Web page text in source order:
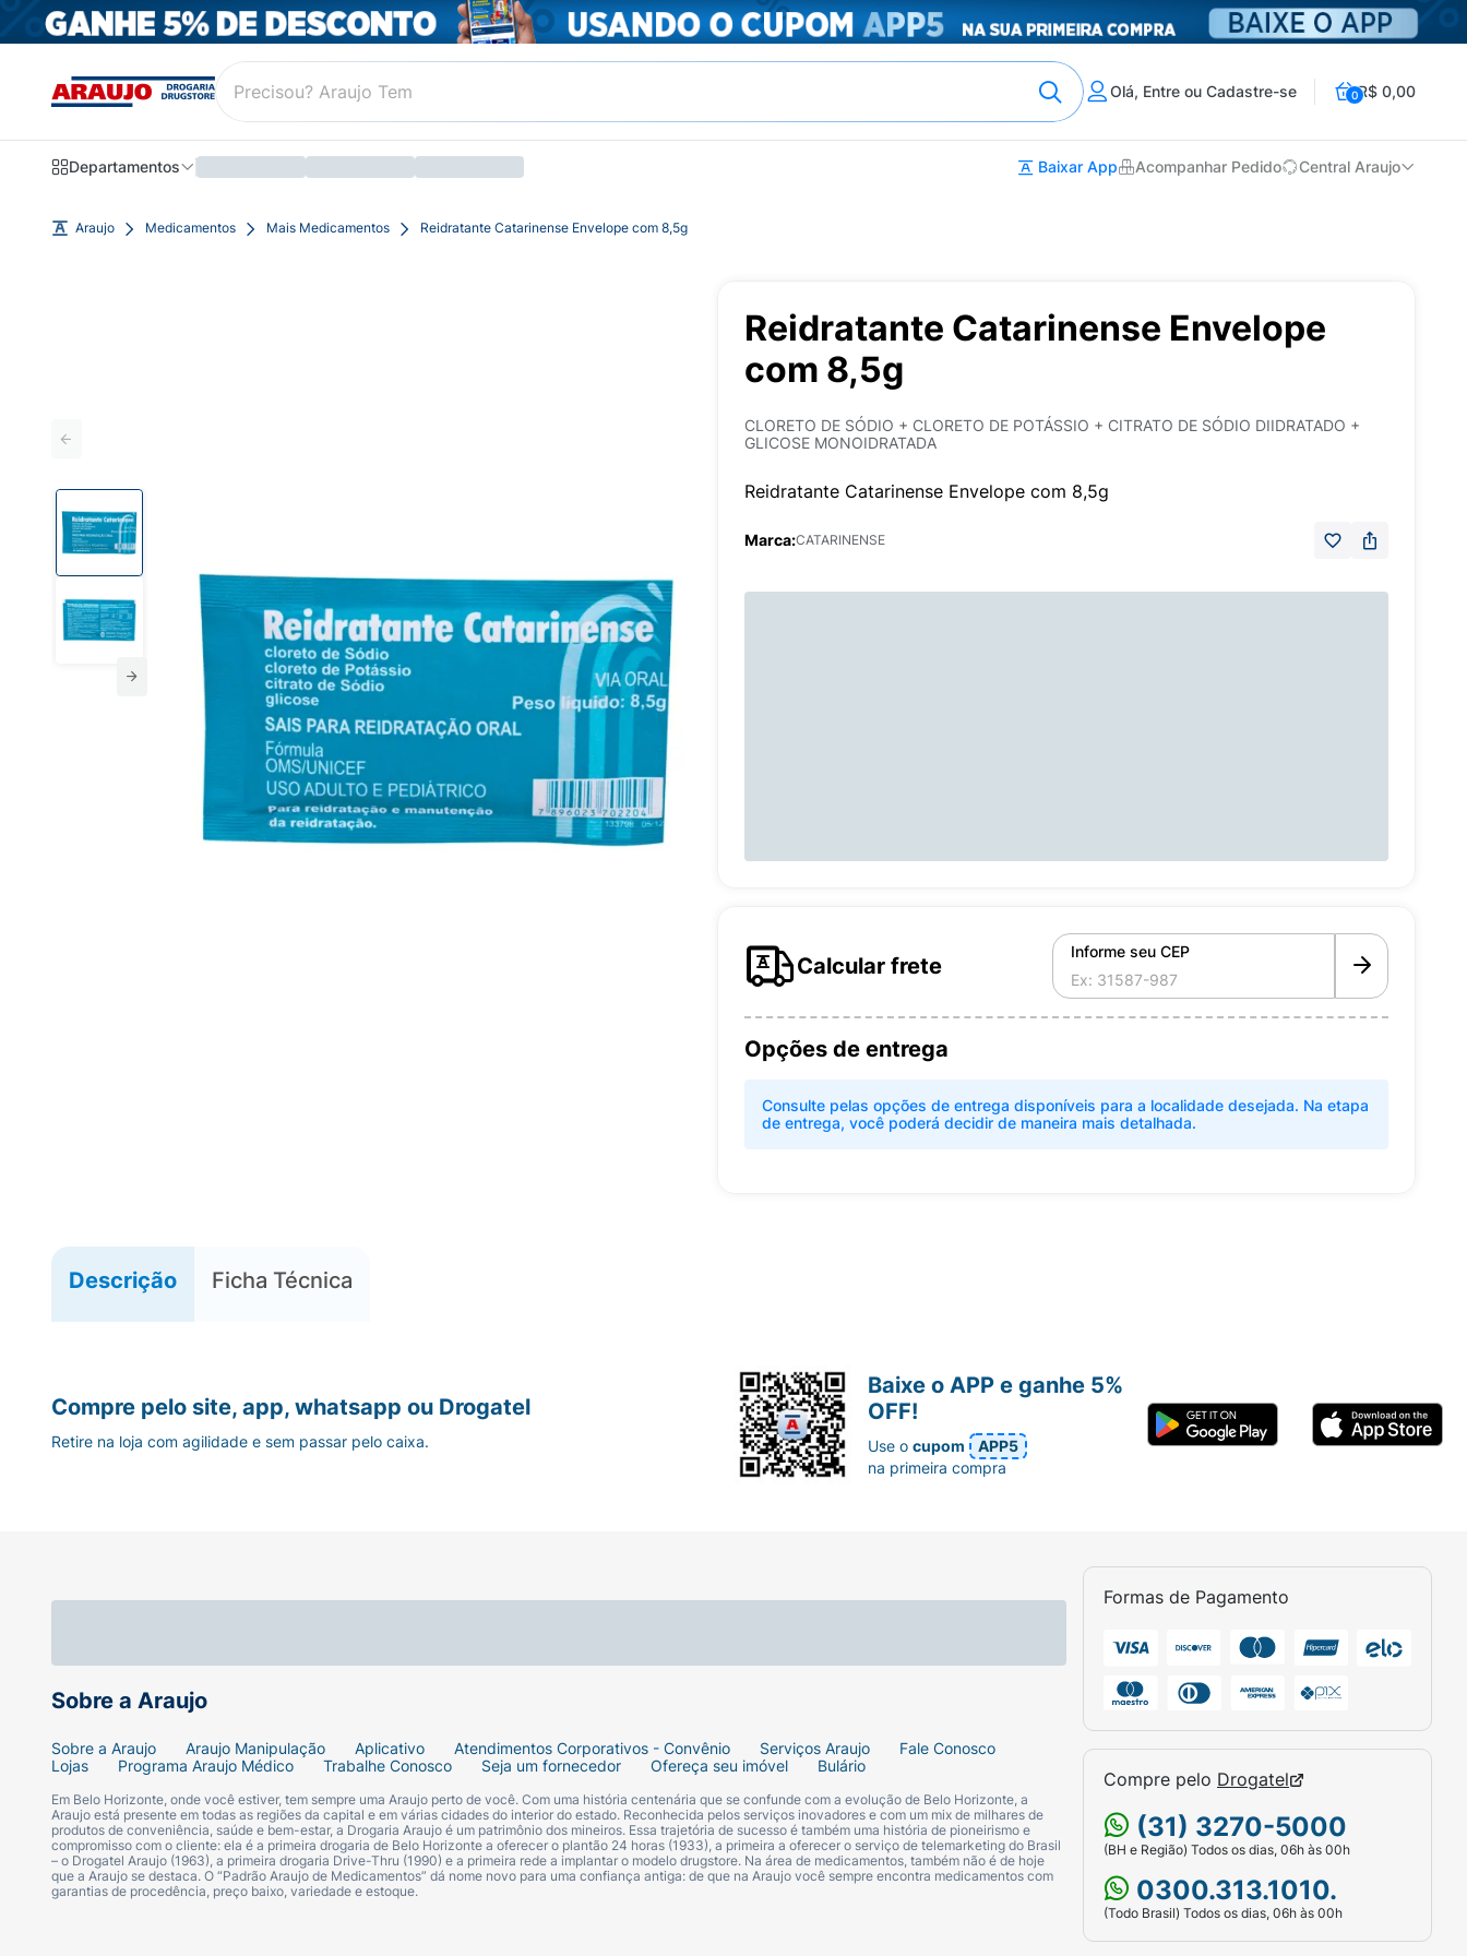
Olá, Entre ou Cadastre-se 0R$ 0,00
Departamentos Baixar App Acompanhar Pedido Central Araujo
Araujo Medicamentos Mais Medicamentos Reidratante Catarinense Envelope com 8,5g
Reidratante Catarinense Envelope
com 8,5g
CLORETO DE SÓDIO + CLORETO DE POTÁSSIO + CITRATO DE SÓDIO DIIDRATADO +
GLICOSE MONOIDRATADA
Reidratante Catarinense Envelope com 8,5g
Marca:CATARINENSE
Calcular frete
Informe seu CEP
Opções de entrega
Consulte pelas opções de entrega disponíveis para a localidade desejada. Na etapa
de entrega, você poderá decidir de maneira mais detalhada.
Descrição Ficha Técnica
Sobre a Araujo
Sobre a Araujo Araujo Manipulação Aplicativo Atendimentos Corporativos - Convênio Serviços Araujo
Fale Conosco
Lojas
Programa Araujo Médico Trabalhe Conosco Seja um fornecedor Ofereça seu imóvel Bulário
Em Belo Horizonte, onde você estiver, tem sempre uma Araujo perto de você. Com uma história centenária que se confunde com a evolução de Belo Horizonte, a
Araujo está presente em todas as regiões da capital e em várias cidades do interior do estado. Reconhecida pelos serviços inovadores e com um mix de milhares de
produtos de conveniência, saúde e bem-estar, a Drogaria Araujo é um patrimônio dos mineiros. Essa trajetória de sucesso é também uma história de pioneirismo e
compromisso com o cliente: ela é a primeira drogaria de Belo Horizonte a oferecer o plantão 24 horas (1933), a primeira a oferecer o serviço de telemarketing do Brasil
– o Drogatel Araujo (1963), a primeira drogaria Drive-Thru (1990) e a primeira rede a implantar o modelo drugstore. Na área de medicamentos, também não é de hoje
que a Araujo se destaca. O “Padrão Araujo de Medicamentos” dá nome novo para uma confiança antiga: de que na Araujo você sempre encontra medicamentos com
garantias de procedência, preço baixo, variedade e estoque.
Formas de Pagamento
Compre pelo Drogatel
(31) 3270-5000
(BH e Região) Todos os dias, 06h às 00h
0300.313.1010.
(Todo Brasil) Todos os dias, 06h às 00h
Compre pelo site, app, whatsapp ou Drogatel
Retire na loja com agilidade e sem passar pelo caixa.
Baixe o APP e ganhe 5%
OFF!
Use ocupom
APP5
na primeira compra